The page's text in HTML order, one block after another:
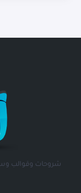
شروحات وقوالب